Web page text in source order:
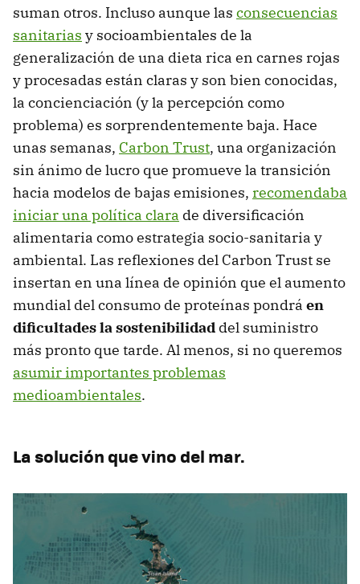
suman otros. Incluso aunque las consecuencias
sanitarias y socioambientales de la
generalización de una dieta rica en carnes rojas
y procesadas están claras y son bien conocidas,
la concienciación (y la percepción como
problema) es sorprendentemente baja. Hace
unas semanas, Carbon Trust, una organización
sin ánimo de lucro que promueve la transición
hacia modelos de bajas emisiones, recomendaba
iniciar una política clara de diversificación
alimentaria como estrategia socio-sanitaria y
ambiental. Las reflexiones del Carbon Trust se
insertan en una línea de opinión que el aumento
mundial del consumo de proteínas pondrá en
dificultades la sostenibilidad del suministro
más pronto que tarde. Al menos, si no queremos
asumir importantes problemas
medioambientales.
La solución que vino del mar.